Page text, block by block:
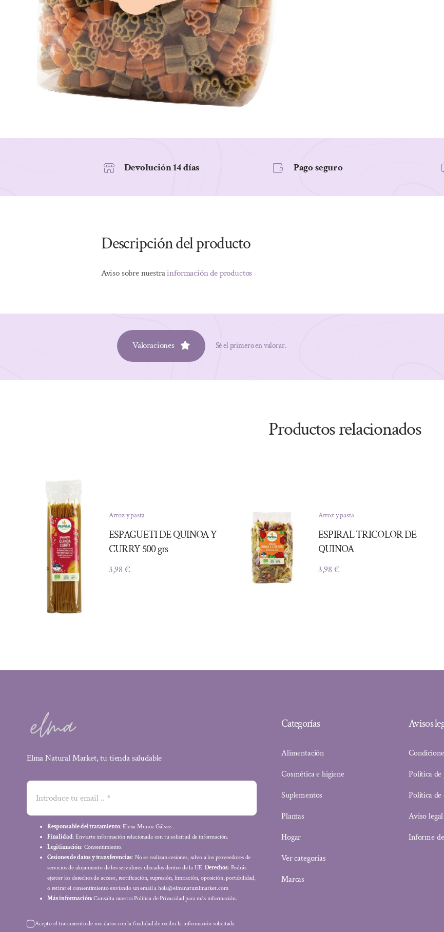
Devolución 14 días Pago seguro
Descripción del producto
Aviso sobre nuestrainformación de productos
Valoraciones Sé el primero en valorar.
Productos relacionados
Arroz y pasta
ESPAGUETI DE QUINOA Y
CURRY 500 grs
3,98 €
Arroz y pasta
ESPIRAL TRICOLOR DE
QUINOA
3,98 €
Elma Natural Market, tu tienda saludable
Responsable del tratamiento: Elena Muñoz Gálvez .
Finalidad: Enviarte información relacionada con tu solicitud de información.
Legitimación: Consentimiento.
Cesiones de datos y transferencias: No se realizan cesiones, salvo a los proveedores de
servicios de alojamiento de los servidores ubicados dentro de la UE.Derechos: Podrás
ejercer los derechos de acceso, rectificación, supresión, limitación, oposición, portabilidad,
o retirar el consentimiento enviando un email a hola@elmanaturalmarket.com
Más información: Consulta nuestra Política de Privacidad para más información.
Acepto el tratamiento de mis datos con la finalidad de recibir la información solicitada
Categorías
Alimentación
Cosmética e higiene
Suplementos
Plantas
Hogar
Ver categorías
Marcas
Avisos
Política
Política de
Aviso legal
Informe